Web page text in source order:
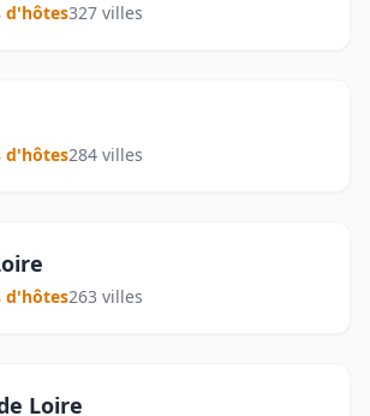
d'hôtes327 villes
d'hôtes284 villes
d'hôtes263 villes
Loire